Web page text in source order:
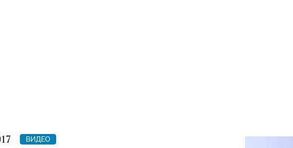
ВИДЕО